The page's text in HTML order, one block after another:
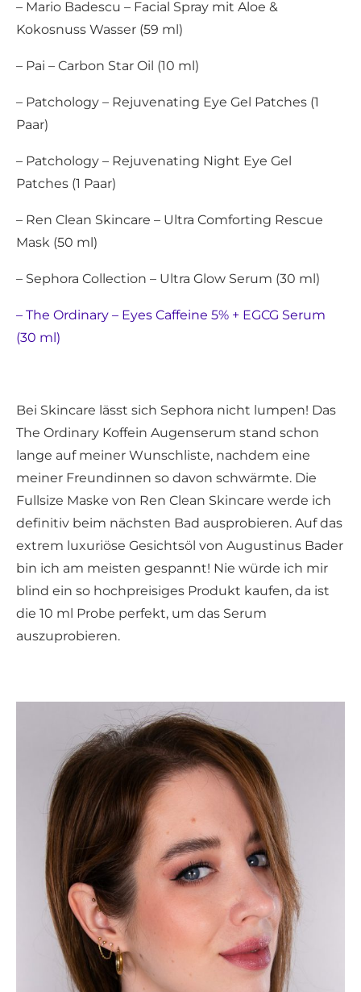
– Mario Badescu – Facial Spray mit Aloe &
Kokosnuss Wasser (59 ml)
– Pai – Carbon Star Oil (10 ml)
– Patchology – Rejuvenating Eye Gel Patches (1
Paar)
– Patchology – Rejuvenating Night Eye Gel
Patches (1 Paar)
– Ren Clean Skincare – Ultra Comforting Rescue
Mask (50 ml)
– Sephora Collection – Ultra Glow Serum (30 ml)
– The Ordinary – Eyes Caffeine 5% + EGCG Serum
(30 ml)
Bei Skincare lässt sich Sephora nicht lumpen! Das
The Ordinary Koffein Augenserum stand schon
lange auf meiner Wunschliste, nachdem eine
meiner Freundinnen so davon schwärmte. Die
Fullsize Maske von Ren Clean Skincare werde ich
definitiv beim nächsten Bad ausprobieren. Auf das
extrem luxuriöse Gesichtsöl von Augustinus Bader
bin ich am meisten gespannt! Nie würde ich mir
blind ein so hochpreisiges Produkt kaufen, da ist
die 10 ml Probe perfekt, um das Serum
auszuprobieren.